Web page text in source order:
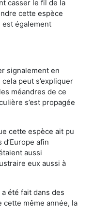
casser le fil de la
cette espèce
est également
signalement en
peut s’expliquer
méandres de ce
s’est propagée
cette espèce ait pu
afin
aussi
eux aussi à
été fait dans des
même année, la